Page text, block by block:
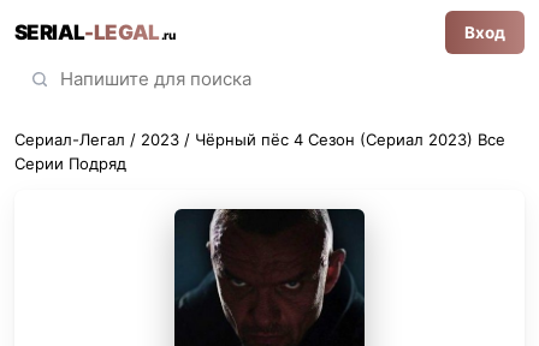
SERIAL-LEGAL.ru Вход
Сериал-Легал / 2023 / Чёрный пёс 4 Сезон (Сериал 2023) Все
Серии Подряд